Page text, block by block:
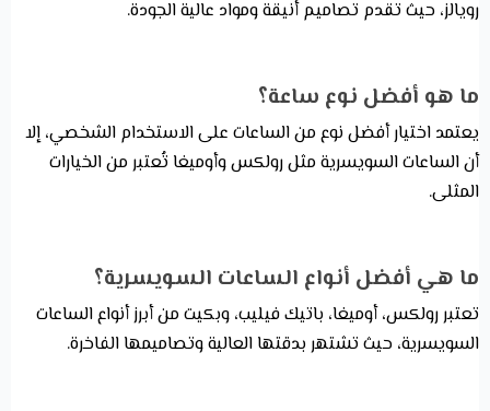
رويالز، حيث تقدم تصاميم أنيقة ومواد عالية الجودة.
ما هو أفضل نوع ساعة؟
يعتمد اختيار أفضل نوع من الساعات على الاستخدام الشخصي، إلا
أن الساعات السويسرية مثل رولكس وأوميغا تُعتبر من الخيارات
المثلى.
ما هي أفضل أنواع الساعات السويسرية؟
تعتبر رولكس، أوميغا، باتيك فيليب، وبكيت من أبرز أنواع الساعات
السويسرية، حيث تشتهر بدقتها العالية وتصاميمها الفاخرة.